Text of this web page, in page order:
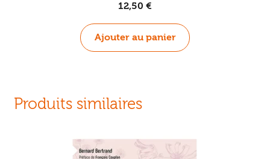
12,50 €
Ajouter au panier
Produits similaires